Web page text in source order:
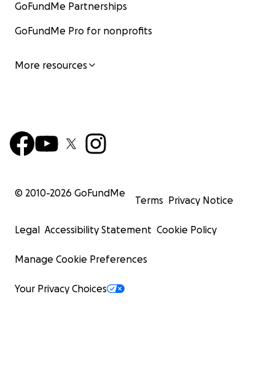
GoFundMe Partnerships
GoFundMe Pro for nonprofits
More resources
© 2010-2026 GoFundMe
Terms Privacy Notice
Legal Accessibility Statement Cookie Policy
Manage Cookie Preferences
Your Privacy Choices